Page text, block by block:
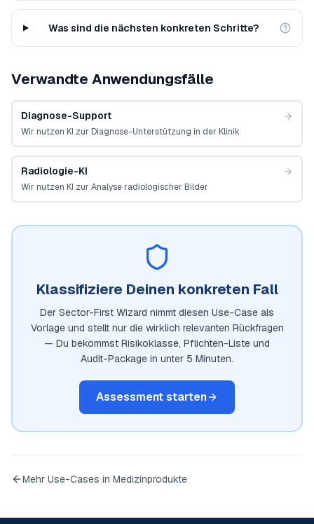
Was sind die nächsten konkreten Schritte?
Verwandte Anwendungsfälle
Diagnose-Support
Wir nutzen KI zur Diagnose-Unterstützung in der Klinik
Radiologie-KI
Wir nutzen KI zur Analyse radiologischer Bilder
Klassifiziere Deinen konkreten Fall
Der Sector-First Wizard nimmt diesen Use-Case als
Vorlage und stellt nur die wirklich relevanten Rückfragen
— Du bekommst Risikoklasse, Pflichten-Liste und
Audit-Package in unter 5 Minuten.
Assessment starten
Mehr Use-Cases in Medizinprodukte